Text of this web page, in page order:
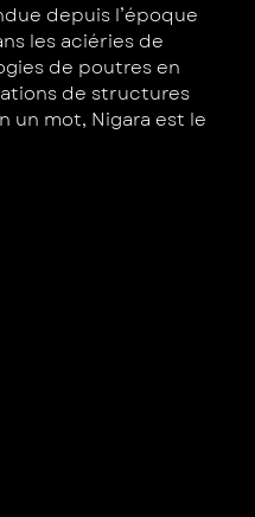
depuis l’époque
les aciéries de
de poutres en
de structures
un mot, Nigara est le